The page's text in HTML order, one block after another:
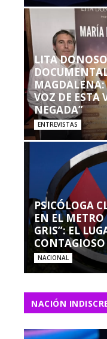
LITA
MAGDALENA:
VOZ DE ESTA
NEGADA”
ENTREVISTAS
PSICÓLOGA
EN EL
GRIS”: EL
CONTAGIOSO
NACIONAL
NACIÓN